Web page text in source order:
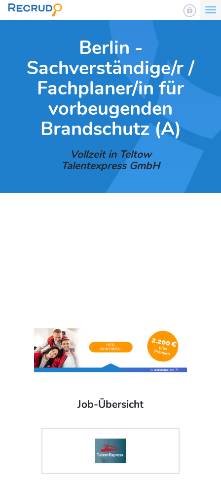
Berlin -
Sachverständige/r /
Fachplaner/in für
vorbeugenden
Brandschutz (A)
Vollzeit in Teltow
Talentexpress GmbH
Job-Übersicht